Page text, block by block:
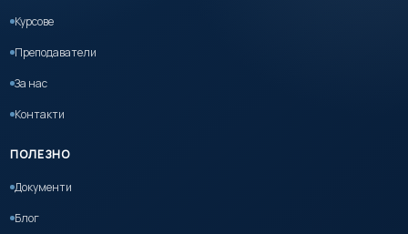
Курсове
Преподаватели
За нас
Контакти
ПОЛЕЗНО
Документи
Блог